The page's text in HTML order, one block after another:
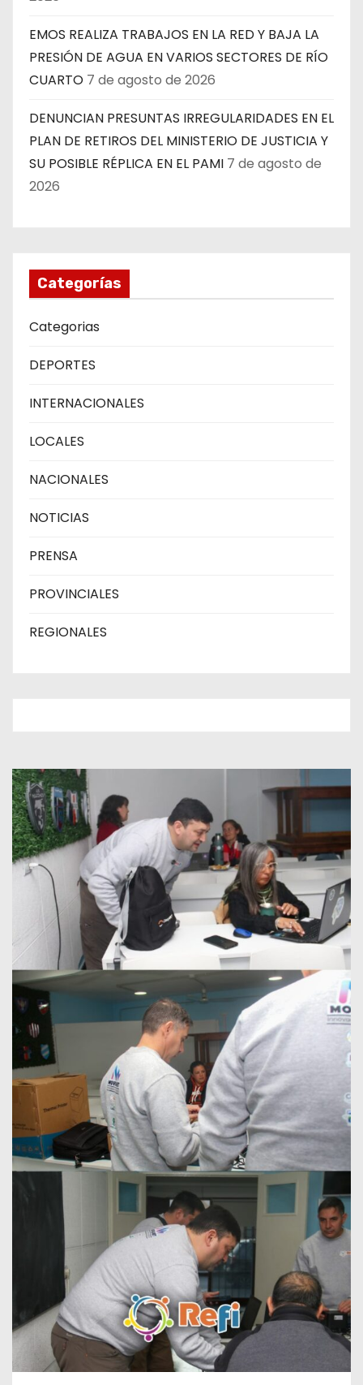
EMOS REALIZA TRABAJOS EN LA RED Y BAJA LA
PRESIÓN DE AGUA EN VARIOS SECTORES DE RÍO
CUARTO 7 de agosto de 2026
DENUNCIAN PRESUNTAS IRREGULARIDADES EN EL
PLAN DE RETIROS DEL MINISTERIO DE JUSTICIA Y
SU POSIBLE RÉPLICA EN EL PAMI 7 de agosto de
2026
Categorías
Categorias
DEPORTES
INTERNACIONALES
LOCALES
NACIONALES
NOTICIAS
PRENSA
PROVINCIALES
REGIONALES